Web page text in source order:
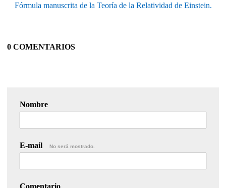
Fórmula manuscrita de la Teoría de la Relatividad de Einstein.
0 COMENTARIOS
Nombre
E-mail No será mostrado.
Comentario